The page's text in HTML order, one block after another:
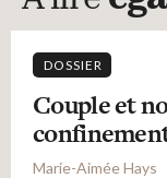
DOSSIER
Couple et
Marie-Aimée Hays